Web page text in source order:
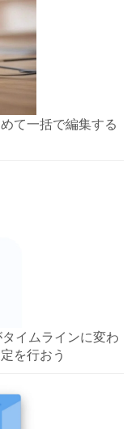
て一括で編集する
イムラインに変わ
を行おう